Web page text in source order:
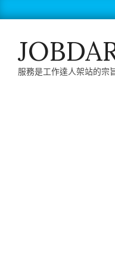
to
服務是工作達人架站的